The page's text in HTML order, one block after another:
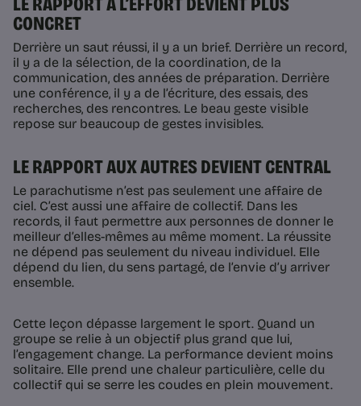
CONCRET
Derrière un saut réussi, il y a un brief. Derrière un record,
il y a de la sélection, de la coordination, de la
communication, des années de préparation. Derrière
une conférence, il y a de l’écriture, des essais, des
recherches, des rencontres. Le beau geste visible
repose sur beaucoup de gestes invisibles.
LE RAPPORT AUX AUTRES DEVIENT CENTRAL
Le parachutisme n’est pas seulement une affaire de
ciel. C’est aussi une affaire de collectif. Dans les
records, il faut permettre aux personnes de donner le
meilleur d’elles-mêmes au même moment. La réussite
ne dépend pas seulement du niveau individuel. Elle
dépend du lien, du sens partagé, de l’envie d’y arriver
ensemble.
Cette leçon dépasse largement le sport. Quand un
groupe se relie à un objectif plus grand que lui,
l’engagement change. La performance devient moins
solitaire. Elle prend une chaleur particulière, celle du
collectif qui se serre les coudes en plein mouvement.